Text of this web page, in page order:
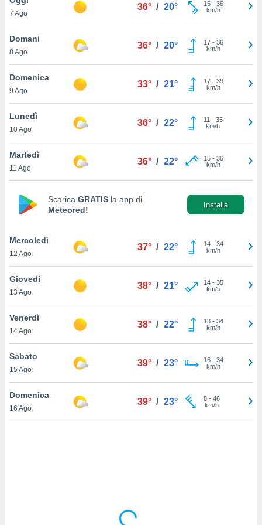
è
al sito
di
ci
di
il
un
la
nella
cookie
il tuo
in
a piè
del
7 Ago
36° / 20° 15- 36
km/h
Domani
8 Ago
36° / 20° 17- 36
km/h
Domenica
9 Ago
33° / 21° 17- 39
km/h
Lunedì
10 Ago
36° / 22° 11 - 35
km/h
Martedì
11 Ago
36° / 22° 15- 36
km/h
Scarica GRATIS la app di
Meteored!
Installa
Mercoledì
12 Ago
37° / 22° 14- 34
km/h
Giovedi
13 Ago
38° / 21° 14- 35
km/h
Venerdì
14 Ago
38° / 22° 13- 34
km/h
Sabato
15 Ago
39° / 23° 16- 34
km/h
Domenica
16 Ago
39° / 23° 8- 46
km/h